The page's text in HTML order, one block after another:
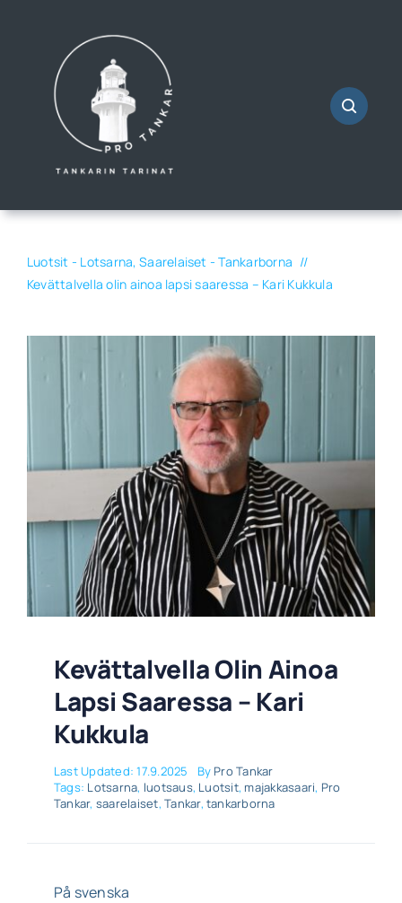
Luotsit - Lotsarna Saarelaiset - Tankarborna
Kevättalvella olin ainoa lapsi saaressa – Kari Kukkula
Kevättalvella Olin Ainoa
Lapsi Saaressa – Kari
Kukkula
Last Updated: 17.9.2025 By Pro Tankar
Tags: Lotsarna, luotsaus, Luotsit, majakkasaari, Pro
Tankar, saarelaiset,Tankar, tankarborna
På svenska